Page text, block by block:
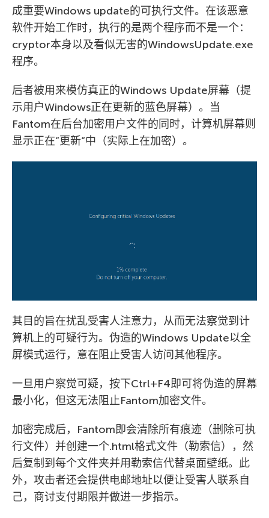
成重要Windows update的可执行文件。在该恶意
软件开始工作时，执行的是两个程序而不是一个：
cryptor本身以及看似无害的WindowsUpdate.exe
程序。
后者被用来模仿真正的Windows Update屏幕（提
示用户Windows正在更新的蓝色屏幕）。当
Fantom在后台加密用户文件的同时，计算机屏幕则
显示正在”更新”中（实际上在加密）。
其目的旨在扰乱受害人注意力，从而无法察觉到计
算机上的可疑行为。伪造的Windows Update以全
屏模式运行，意在阻止受害人访问其他程序。
一旦用户察觉可疑，按下Ctrl+F4即可将伪造的屏幕
最小化，但这无法阻止Fantom加密文件。
加密完成后，Fantom即会清除所有痕迹（删除可执
行文件）并创建一个.html格式文件（勒索信），然
后复制到每个文件夹并用勒索信代替桌面壁纸。此
外，攻击者还会提供电邮地址以便让受害人联系自
己，商讨支付期限并做进一步指示。